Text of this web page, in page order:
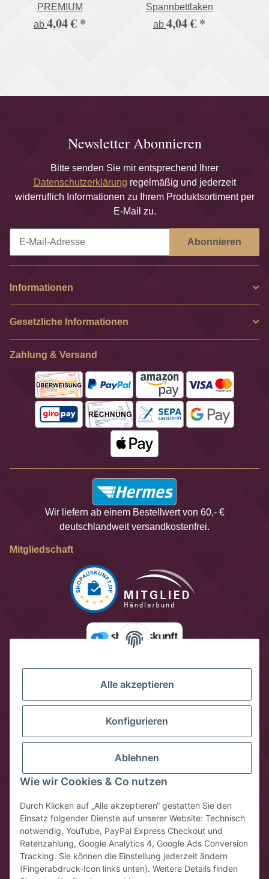
Alle akzeptieren
Konfigurieren
Ablehnen
Wie wir Cookies & Co nutzen
Durch Klicken auf „Alle akzeptieren“ gestatten Sie den
Einsatz folgender Dienste auf unserer Website: Technisch
notwendig, YouTube, PayPal Express Checkout und
Ratenzahlung, Google Analytics 4, Google Ads Conversion
Tracking. Sie können die Einstellung jederzeit ändern
(Fingerabdruck-Icon links unten). Weitere Details finden
PREMIUM
ab 4,04 € *
Spannbettlaken
ab 4,04 € *
Newsletter Abonnieren
Bitte senden Sie mir entsprechend Ihrer
Datenschutzerklärung regelmäßig und jederzeit
widerruflich Informationen zu Ihrem Produktsortiment per
E-Mail zu.
Abonnieren
Informationen
Gesetzliche Informationen
Zahlung & Versand
Wir liefern ab einem Bestellwert von 60,- €
deutschlandweit versandkostenfrei.
Mitgliedschaft
* Alle Preise inkl. gesetzlicher USt., zzgl.
Versandkosten
** gilt für Lieferungen innerhalb Deutschlands, Lieferzeiten für
andere Länder entnehmen Sie bitte der Schaltfläche mit den
Versandinformationen